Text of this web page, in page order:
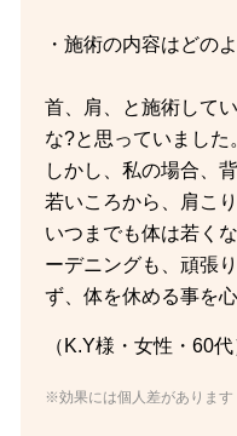
・施術の内容はどの
首、肩、と施術して
な?と思っていました。
しかし、私の場合、
若いころから、肩こ
いつまでも体は若く
ーデニングも、頑張
ず、体を休める事を
（K.Y様・女性・60代
※効果には個人差があります